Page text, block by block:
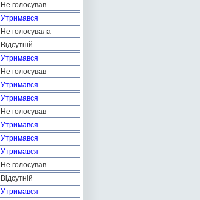
Не голосував
Утримався
Не голосувала
Відсутній
Утримався
Не голосував
Утримався
Утримався
Не голосував
Утримався
Утримався
Утримався
Не голосував
Відсутній
Утримався